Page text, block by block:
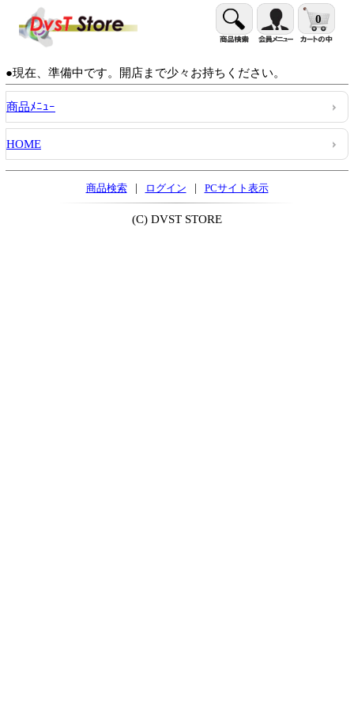
0
●現在、準備中です。開店まで少々お持ちください。
商品ﾒﾆｭｰ
HOME
商品検索 | ログイン | PCサイト表示
(C) DVST STORE